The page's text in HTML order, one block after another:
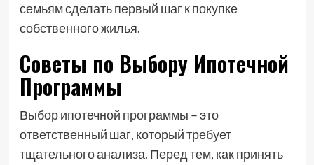
семьям сделать первый шаг к покупке
собственного жилья.
Советы по Выбору Ипотечной
Программы
Выбор ипотечной программы – это
ответственный шаг, который требует
тщательного анализа. Перед тем, как принять